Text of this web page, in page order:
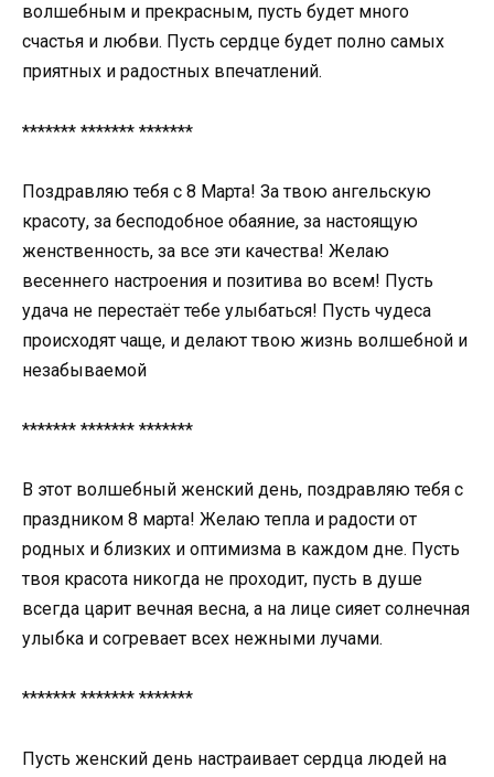
волшебным и прекрасным, пусть будет много
счастья и любви. Пусть сердце будет полно самых
приятных и радостных впечатлений.
******* ******* *******
Поздравляю тебя с 8 Марта! За твою ангельскую
красоту, за бесподобное обаяние, за настоящую
женственность, за все эти качества! Желаю
весеннего настроения и позитива во всем! Пусть
удача не перестаёт тебе улыбаться! Пусть чудеса
происходят чаще, и делают твою жизнь волшебной и
незабываемой
******* ******* *******
В этот волшебный женский день, поздравляю тебя с
праздником 8 марта! Желаю тепла и радости от
родных и близких и оптимизма в каждом дне. Пусть
твоя красота никогда не проходит, пусть в душе
всегда царит вечная весна, а на лице сияет солнечная
улыбка и согревает всех нежными лучами.
******* ******* *******
Пусть женский день настраивает сердца людей на